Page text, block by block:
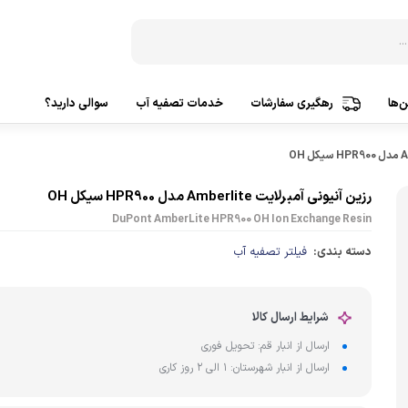
دستگاه‌ تصفیه آب 3 مرحله
دستگاه‌ تصفیه آب 5 مرحله
دستگاه‌ تصفیه آب 6 مرحله
دستگاه‌ تصفیه آب 7 مرحله
دستگاه‌ تصفیه آب 9 مرحله
دستگاه‌ تصفیه آب 10 مرحله
رهگیری سفارشات خدمات تصفیه آب سوالی دارید؟
رزین آنیونی آمبرلایت Amberlite مدل HPR900 سیکل OH
DuPont AmberLite HPR900 OH Ion Exchange Resin
دسته بندی: فیلتر تصفیه آب
شرایط ارسال کالا
ارسال از انبار قم: تحویل فوری
ارسال از انبار شهرستان: 1 الی 2 روز کاری